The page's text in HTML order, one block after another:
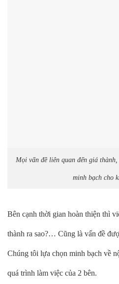
Mọi vấn đề liên quan đến giá
minh bạch cho
Bên cạnh thời gian hoàn thiện thì
thành ra sao?… Cũng là vấn đề
Chúng tôi lựa chọn minh bạch về
quá trình làm việc của 2 bên.